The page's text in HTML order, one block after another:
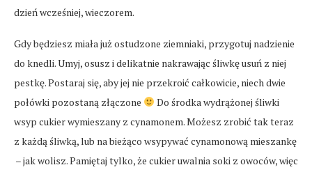
dzień wcześniej, wieczorem.
Gdy będziesz miała już ostudzone ziemniaki, przygotuj nadzienie
do knedli. Umyj, osusz i delikatnie nakrawając śliwkę usuń z niej
pestkę. Postaraj się, aby jej nie przekroić całkowicie, niech dwie
połówki pozostaną złączone
Do środka wydrążonej śliwki
wsyp cukier wymieszany z cynamonem. Możesz zrobić tak teraz
z każdą śliwką, lub na bieżąco wsypywać cynamonową mieszankę
– jak wolisz. Pamiętaj tylko, że cukier uwalnia soki z owoców, więc